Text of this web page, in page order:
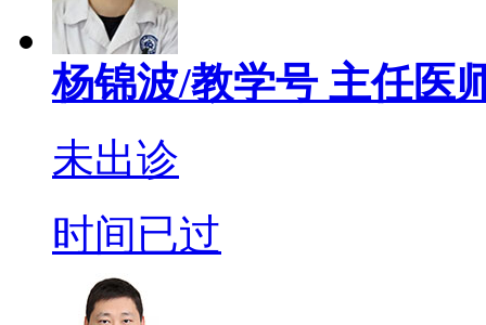
杨锦波/教学号 主任医
未出诊
时间已过